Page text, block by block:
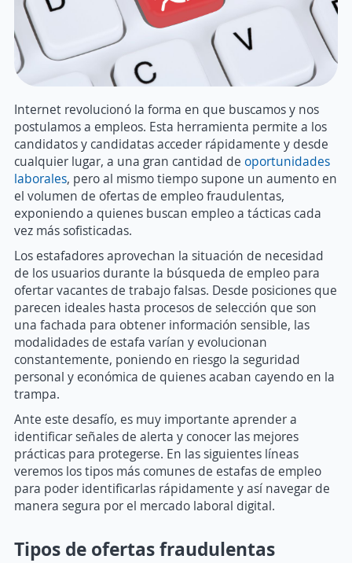
Internet revolucionó la forma en que buscamos y nos
postulamos a empleos. Esta herramienta permite a los
candidatos y candidatas acceder rápidamente y desde
cualquier lugar, a una gran cantidad de oportunidades
laborales, pero al mismo tiempo supone un aumento en
el volumen de ofertas de empleo fraudulentas,
exponiendo a quienes buscan empleo a tácticas cada
vez más sofisticadas.
Los estafadores aprovechan la situación de necesidad
de los usuarios durante la búsqueda de empleo para
ofertar vacantes de trabajo falsas. Desde posiciones que
parecen ideales hasta procesos de selección que son
una fachada para obtener información sensible, las
modalidades de estafa varían y evolucionan
constantemente, poniendo en riesgo la seguridad
personal y económica de quienes acaban cayendo en la
trampa.
Ante este desafío, es muy importante aprender a
identificar señales de alerta y conocer las mejores
prácticas para protegerse. En las siguientes líneas
veremos los tipos más comunes de estafas de empleo
para poder identificarlas rápidamente y así navegar de
manera segura por el mercado laboral digital.
Tipos de ofertas fraudulentas